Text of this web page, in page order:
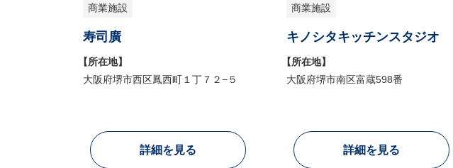
商業施設
寿司廣
【所在地】
大阪府堺市西区鳳西町１丁７２−５
詳細を見る
商業施設
キノシタキッチンスタジオ
【所在地】
大阪府堺市南区富蔵598番
詳細を見る